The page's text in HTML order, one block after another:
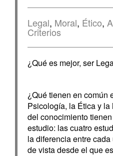
Legal, Moral, Ético,
Criterios
¿Qué es mejor, ser
¿Qué tienen en común
Psicología, la Ética y
del conocimiento
estudio: las cuatro
la diferencia entre
de vista desde el que